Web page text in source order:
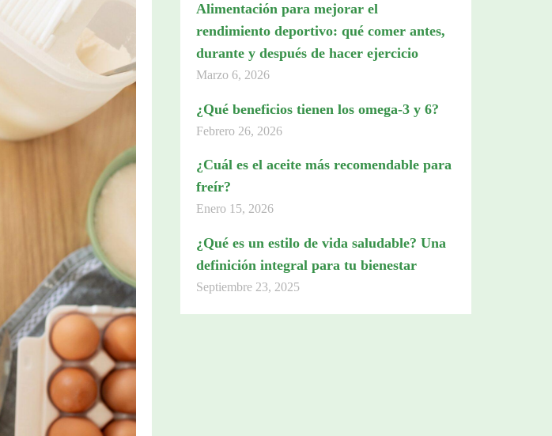
Alimentación para mejorar el
rendimiento deportivo: qué comer antes,
durante y después de hacer ejercicio
Marzo 6, 2026
¿Qué beneficios tienen los omega-3 y 6?
Febrero 26, 2026
¿Cuál es el aceite más recomendable para
freír?
Enero 15, 2026
¿Qué es un estilo de vida saludable? Una
definición integral para tu bienestar
Septiembre 23, 2025